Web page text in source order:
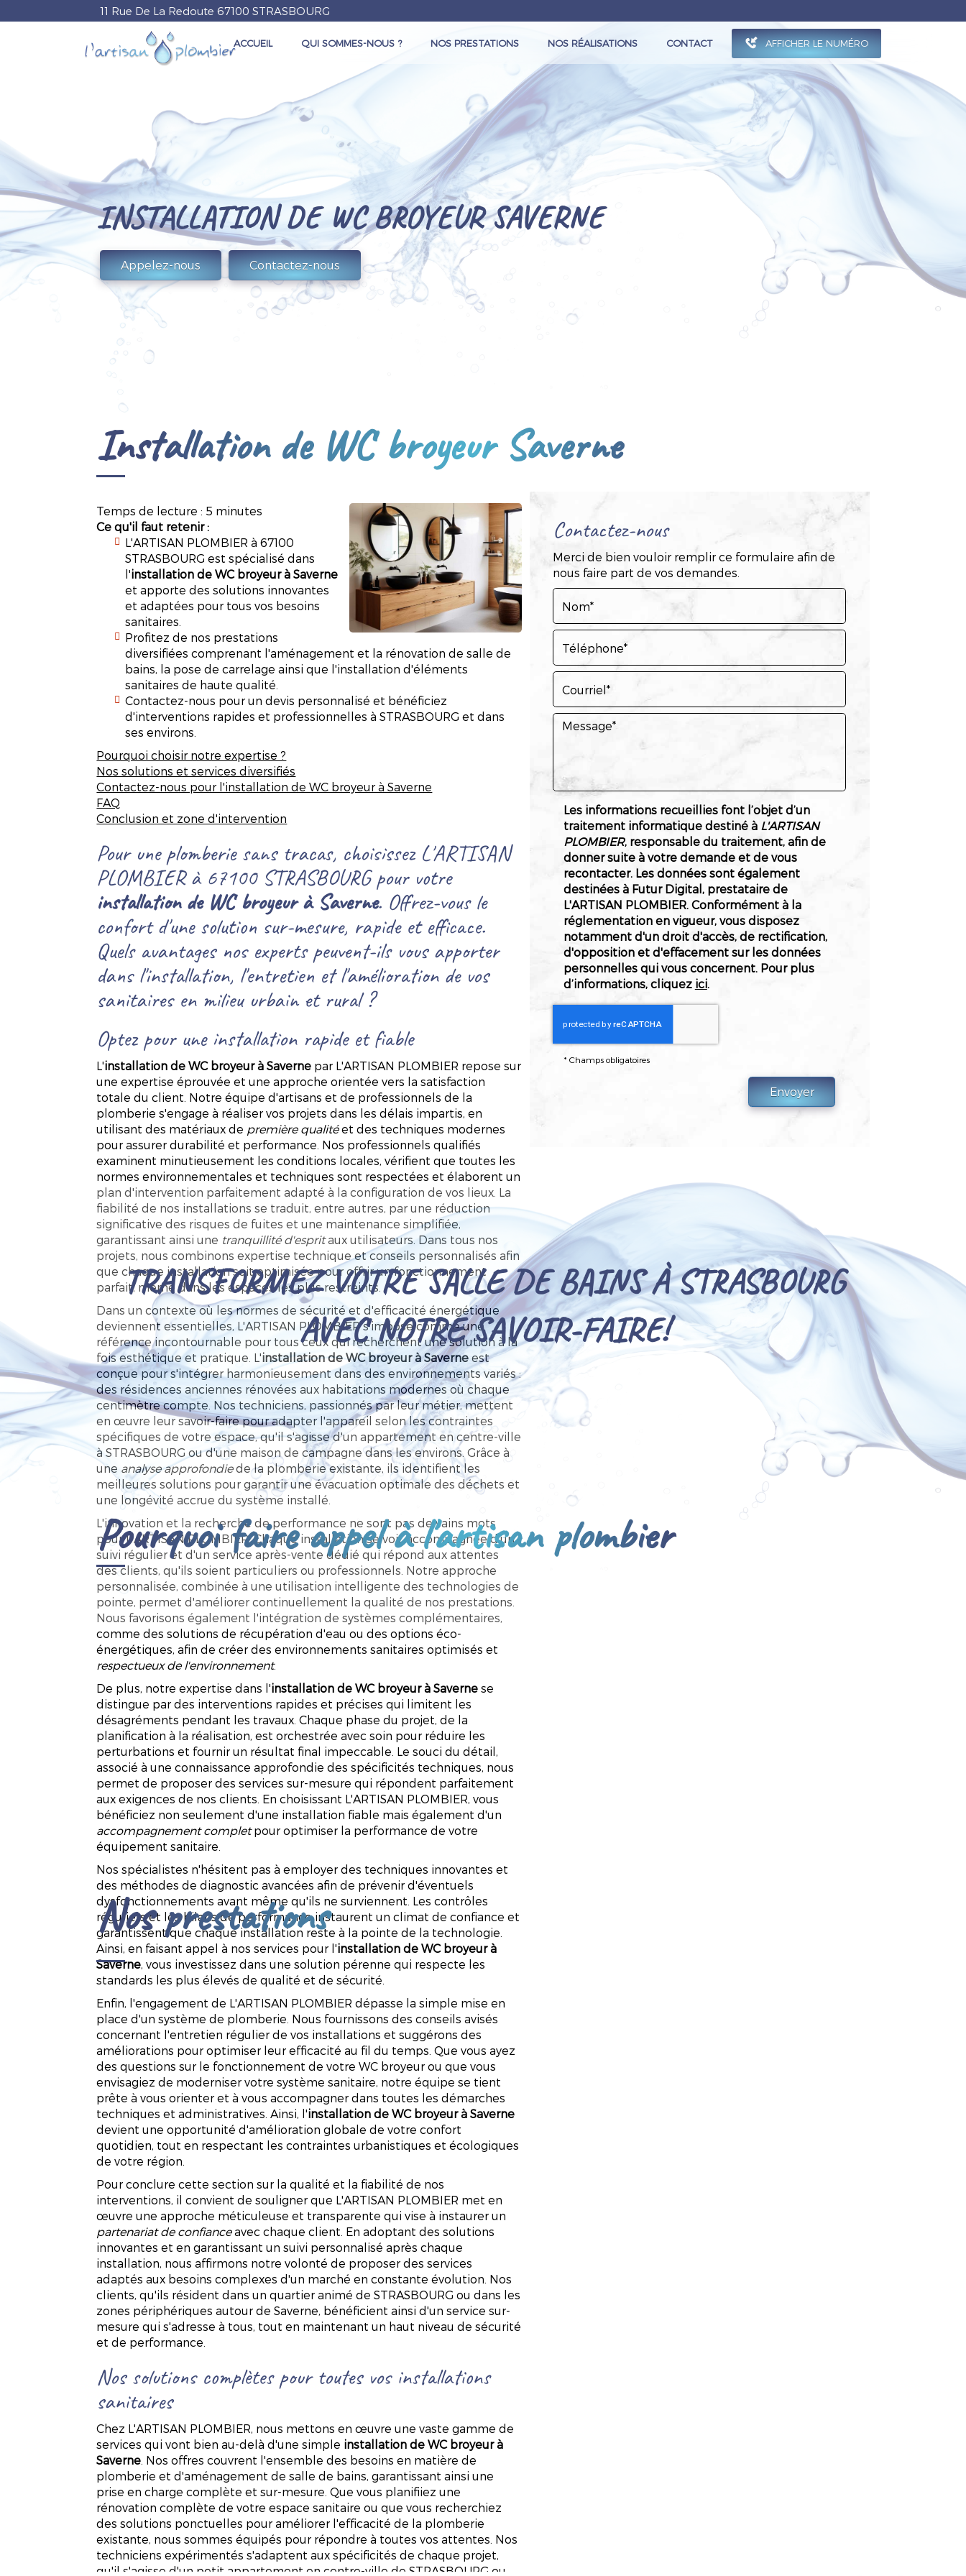
11 Rue De La Redoute 67100 STRASBOURG
L'ARTISAN
ACCUEIL QUI SOMMES-NOUS ? NOS PRESTATIONS NOS RÉALISATIONS CONTACT AFFICHER LE NUMÉRO
INSTALLATION DE WC BROYEUR SAVERNE
Appelez-nous Contactez-nous
Installation de WC broyeur Saverne
Temps de lecture : 5 minutes
Ce qu'il faut retenir :
L'ARTISAN PLOMBIER à 67100
STRASBOURG est spécialisé dans
l'installation de WC broyeur à Saverne
et apporte des solutions innovantes
et adaptées pour tous vos besoins
sanitaires.
Profitez de nos prestations
diversifiées comprenant l'aménagement et la rénovation de salle de
bains, la pose de carrelage ainsi que l'installation d'éléments
sanitaires de haute qualité.
Contactez-nous pour un devis personnalisé et bénéficiez
d'interventions rapides et professionnelles à STRASBOURG et dans
ses environs.
Pourquoi choisir notre expertise ?
Nos solutions et services diversifiés
Contactez-nous pour l'installation de WC broyeur à Saverne
FAQ
Conclusion et zone d'intervention
Pour une plomberie sans tracas, choisissez L'ARTISAN
PLOMBIER à 67100 STRASBOURG pour votre
installation de WC broyeur à Saverne. Offrez-vous le
confort d'une solution sur-mesure, rapide et efficace.
Quels avantages nos experts peuvent-ils vous apporter
dans l'installation, l'entretien et l'amélioration de vos
sanitaires en milieu urbain et rural ?
Optez pour une installation rapide et fiable
L'installation de WC broyeur à Saverne par L'ARTISAN PLOMBIER repose sur
une expertise éprouvée et une approche orientée vers la satisfaction
totale du client. Notre équipe d'artisans et de professionnels de la
plomberie s'engage à réaliser vos projets dans les délais impartis, en
utilisant des matériaux de première qualitéet des techniques modernes
pour assurer durabilité et performance. Nos professionnels qualifiés
examinent minutieusement les conditions locales, vérifient que toutes les
normes environnementales et techniques sont respectées et élaborent un
plan d'intervention parfaitement adapté à la configuration de vos lieux. La
fiabilité de nos installations se traduit, entre autres, par une réduction
significative des risques de fuites et une maintenance simplifiée,
garantissant ainsi une tranquillité d'espritaux utilisateurs. Dans tous nos
projets, nous combinons expertise technique et conseils personnalisés afin
que chaque installation soit optimisée pour offrir un fonctionnement
parfait, même dans les espaces les plus restreints.
Dans un contexte où les normes de sécurité et d'efficacité énergétique
deviennent essentielles, L'ARTISAN PLOMBIER s'impose comme une
référence incontournable pour tous ceux qui recherchent une solution à la
fois esthétique et pratique. L'installation de WC broyeur à Saverne est
conçue pour s'intégrer harmonieusement dans des environnements variés :
des résidences anciennes rénovées aux habitations modernes où chaque
centimètre compte. Nos techniciens, passionnés par leur métier, mettent
en œuvre leur savoir-faire pour adapter l'appareil selon les contraintes
spécifiques de votre espace, qu'il s'agisse d'un appartement en centre-ville
à STRASBOURG ou d'une maison de campagne dans les environs. Grâce à
une analyse approfondiede la plomberie existante, ils identifient les
meilleures solutions pour garantir une évacuation optimale des déchets et
une longévité accrue du système installé.
L'innovation et la recherche de performance ne sont pas de vains mots
pour L'ARTISAN PLOMBIER. Chaque installation se voit accompagnée d'un
suivi régulier et d'un service après-vente dédié qui répond aux attentes
des clients, qu'ils soient particuliers ou professionnels. Notre approche
personnalisée, combinée à une utilisation intelligente des technologies de
pointe, permet d'améliorer continuellement la qualité de nos prestations.
Nous favorisons également l'intégration de systèmes complémentaires,
comme des solutions de récupération d'eau ou des options éco-
énergétiques, afin de créer des environnements sanitaires optimisés et
respectueux de l'environnement.
De plus, notre expertise dans l'installation de WC broyeur à Saverne se
distingue par des interventions rapides et précises qui limitent les
désagréments pendant les travaux. Chaque phase du projet, de la
planification à la réalisation, est orchestrée avec soin pour réduire les
perturbations et fournir un résultat final impeccable. Le souci du détail,
associé à une connaissance approfondie des spécificités techniques, nous
permet de proposer des services sur-mesure qui répondent parfaitement
aux exigences de nos clients. En choisissant L'ARTISAN PLOMBIER, vous
bénéficiez non seulement d'une installation fiable mais également d'un
accompagnement completpour optimiser la performance de votre
équipement sanitaire.
Nos spécialistes n'hésitent pas à employer des techniques innovantes et
des méthodes de diagnostic avancées afin de prévenir d'éventuels
dysfonctionnements avant même qu'ils ne surviennent. Les contrôles
réguliers et les bilans de performance instaurent un climat de confiance et
garantissent que chaque installation reste à la pointe de la technologie.
Ainsi, en faisant appel à nos services pour l'installation de WC broyeur à
Saverne, vous investissez dans une solution pérenne qui respecte les
standards les plus élevés de qualité et de sécurité.
Enfin, l'engagement de L'ARTISAN PLOMBIER dépasse la simple mise en
place d'un système de plomberie. Nous fournissons des conseils avisés
concernant l'entretien régulier de vos installations et suggérons des
améliorations pour optimiser leur efficacité au fil du temps. Que vous ayez
des questions sur le fonctionnement de votre WC broyeur ou que vous
envisagiez de moderniser votre système sanitaire, notre équipe se tient
prête à vous orienter et à vous accompagner dans toutes les démarches
techniques et administratives. Ainsi, l'installation de WC broyeur à Saverne
devient une opportunité d'amélioration globale de votre confort
quotidien, tout en respectant les contraintes urbanistiques et écologiques
de votre région.
Pour conclure cette section sur la qualité et la fiabilité de nos
interventions, il convient de souligner que L'ARTISAN PLOMBIER met en
œuvre une approche méticuleuse et transparente qui vise à instaurer un
partenariat de confianceavec chaque client. En adoptant des solutions
innovantes et en garantissant un suivi personnalisé après chaque
installation, nous affirmons notre volonté de proposer des services
adaptés aux besoins complexes d'un marché en constante évolution. Nos
clients, qu'ils résident dans un quartier animé de STRASBOURG ou dans les
zones périphériques autour de Saverne, bénéficient ainsi d'un service sur-
mesure qui s'adresse à tous, tout en maintenant un haut niveau de sécurité
et de performance.
Nos solutions complètes pour toutes vos installations
sanitaires
Chez L'ARTISAN PLOMBIER, nous mettons en œuvre une vaste gamme de
services qui vont bien au-delà d'une simple installation de WC broyeur à
Saverne . Nos offres couvrent l'ensemble des besoins en matière de
plomberie et d'aménagement de salle de bains, garantissant ainsi une
prise en charge complète et sur-mesure. Que vous planifiiez une
rénovation complète de votre espace sanitaire ou que vous recherchiez
des solutions ponctuelles pour améliorer l'efficacité de la plomberie
existante, nous sommes équipés pour répondre à toutes vos attentes. Nos
techniciens expérimentés s'adaptent aux spécificités de chaque projet,
qu'il s'agisse d'un petit appartement en centre-ville de STRASBOURG ou
Contactez-nous
Merci de bien vouloir remplir ce formulaire afin de
nous faire part de vos demandes.
Les informations recueillies font l’objet d’un
traitement informatique destiné àL'ARTISAN
PLOMBIER, responsable du traitement, afin de
donner suite à votre demande et de vous
recontacter. Les données sont également
destinées à Futur Digital, prestataire de
L'ARTISAN PLOMBIER. Conformément à la
réglementation en vigueur, vous disposez
notamment d'un droit d'accès, de rectification,
d'opposition et d'effacement sur les données
personnelles qui vous concernent. Pour plus
d’informations, cliquez ici.
* Champs obligatoires
TRANSFORMEZ VOTRE SALLE DE BAINS À STRASBOURG
AVEC NOTRE SAVOIR-FAIRE!
Pourquoi faire appel à l'artisan plombier
Savoir-faire et expertise
Nos prestations